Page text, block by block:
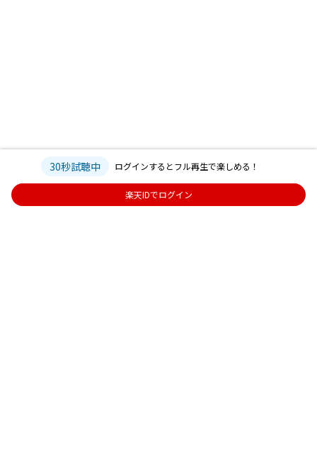
30秒試聴中 ログインするとフル再生で楽しめる！
楽天IDでログイン